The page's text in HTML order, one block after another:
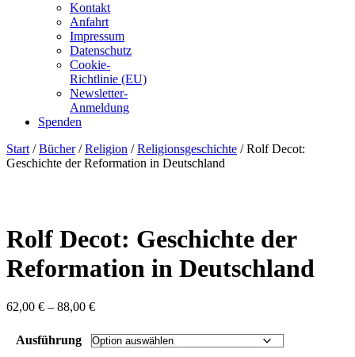
Kontakt
Anfahrt
Impressum
Datenschutz
Cookie-
Richtlinie (EU)
Newsletter-
Anmeldung
Spenden
Skip
to
Start /Bücher/Religion /Religionsgeschichte / Rolf Decot:
Geschichte der Reformation in Deutschland
Rolf Decot: Geschichte der
Reformation in Deutschland
62,00 € – 88,00 €Preisspanne:
bis
88,00 €
Ausführung